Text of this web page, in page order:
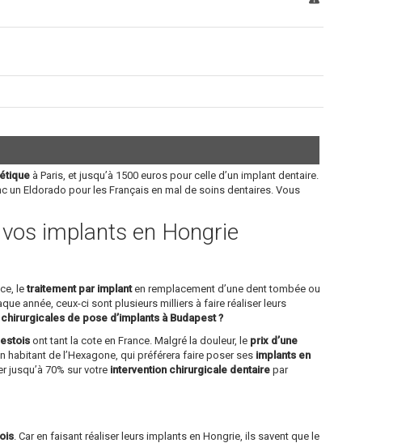
à Paris, et jusqu’à 1500 euros pour celle d’un implant dentaire.
un Eldorado pour les Français en mal de soins dentaires. Vous
implants en Hongrie
letraitement par implanten remplacement d’une dent tombée ou
année, ceux-ci sont plusieurs milliers à faire réaliser leurs
de pose d’implants à Budapest ?
ont tant la cote en France. Malgré la douleur, le prix d’une
habitant de l’Hexagone, qui préférera faire poser ses implants en
jusqu’à 70% sur votre intervention chirurgicale dentaire par
. Car en faisant réaliser leurs implants en Hongrie, ils savent que le